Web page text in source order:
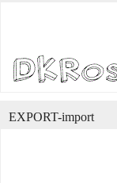
EXPORT-import